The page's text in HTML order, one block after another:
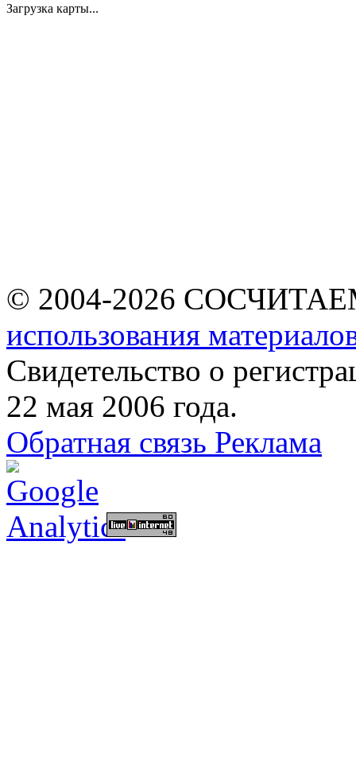
Загрузка карты...
© 2004-2026
использования
Свидетельство о
22 мая 2006 года.
Обратная связь Реклама